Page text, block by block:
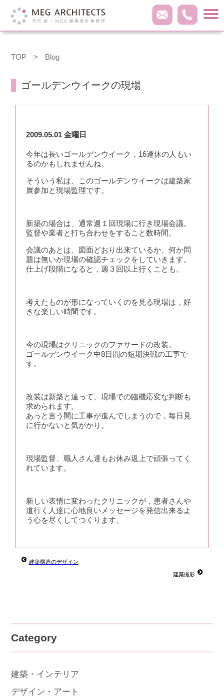
TOP > Blog
ゴールデンウイークの現場
2009.05.01 金曜日
今年は長いゴールデンウイーク，16連休の人もい
るのかもしれませんね。
そういう私は、このゴールデンウイークは建築家
展参加と現場監理です。
新築の場合は、通常週１回現場に行き現場会議。
監督や業者と打ち合わせをすること数時間。
会議のあとは、図面どおり出来ているか、何か問
題は無いか現場の確認チェックをしていきます。
仕上げ段階になると，週３回以上行くことも。
考えたものが形になっていくのを見る現場は，好
きな楽しい時間です。
今の現場はクリニックのファサードの改装。
ゴールデンウイーク中8日間の短期決戦の工事で
す。
改装は新築と違って、現場での臨機応変な判断も
求められます。
あっと言う間に工事が進んでしまうので，毎日見
に行かないと気がかり。
現場監督、職人さん達もお休み返上で頑張ってく
れています。
新しい表情に変わったクリニックが，患者さんや
道行く人達に心地良いメッセージを発信出来るよ
う心を尽くしてつくります。
建築構造のデザイン
建築撮影
Category
建築・インテリア
デザイン・アート